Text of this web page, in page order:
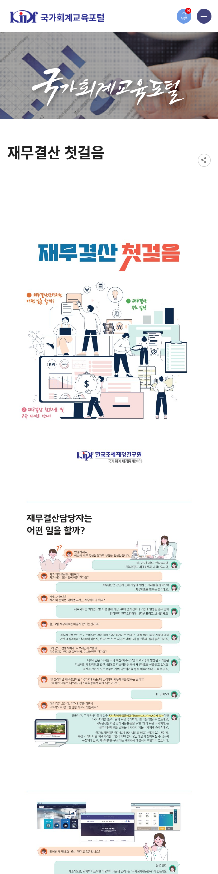
N
2019년도 국가회계 전문교육 사전수요조사 안내
[설문조사] 2019년도 국가회계 전문교육 사전수요조사 안내
재무결산 첫걸음